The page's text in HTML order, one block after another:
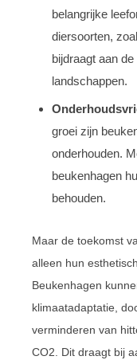
belangrijke
diersoorten,
bijdraagt aan
landschappen.
groei zijn
onderhouden.
beukenhagen
behouden.
Maar de toekomst
alleen hun
Beukenhagen
klimaatadaptatie,
verminderen van
CO2. Dit draagt bij